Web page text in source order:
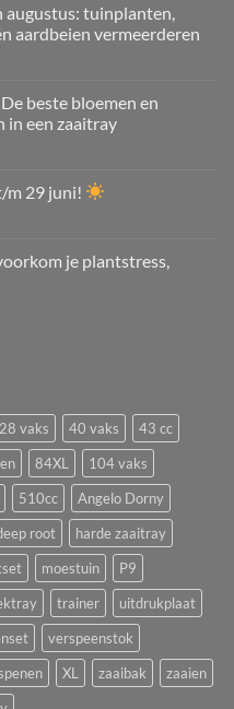
tuinplanten,
aardbeien vermeerderen
beste bloemen en
in een zaaitray
m 29 juni!
je plantstress,
28 vaks 40 vaks
43 cc
84XL
104 vaks
510cc
Angelo Dorny
root
harde zaaitray
moestuin
P9
trainer
uitdrukplaat
verspeenstok
XL zaaibak
zaaien